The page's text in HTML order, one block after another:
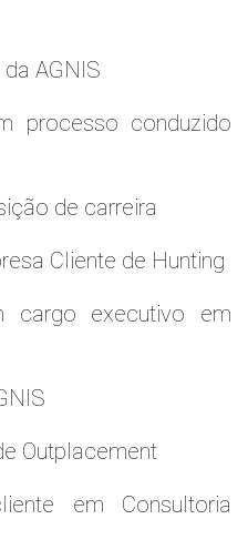
AGNIS
processo conduzido
de carreira
Cliente de Hunting
cargo executivo em
Outplacement
em Consultoria